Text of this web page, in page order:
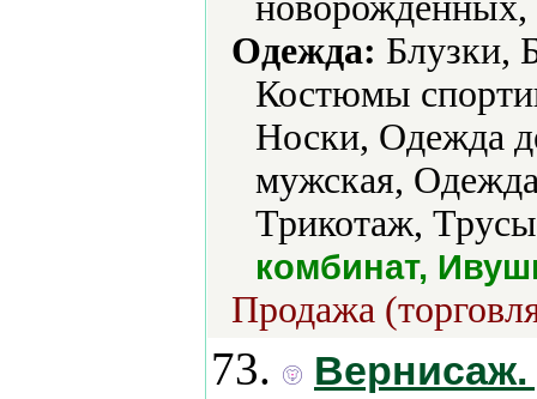
Одежда: Блузки,
Костюмы
Носки, Одежда
мужская,
Трикотаж,
комбинат,
Продажа
73.
Вернисаж.